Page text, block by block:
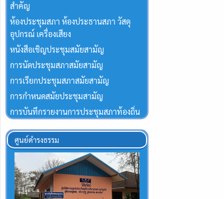
สำคัญ
ห้องประชุมสภา ห้องประธานสภา วัสดุ
อุปกรณ์ เครื่องเสียง
หนังสือเชิญประชุมสมัยสามัญ
การนัดประชุมสภาสมัยสามัญ
การเรียกประชุมสภาสมัยสามัญ
การกำหนดสมัยประชุมสามัญ
การบันทึกรายงานการประชุมสภาท้องถิ่น
ศูนย์ดำรงธรรม